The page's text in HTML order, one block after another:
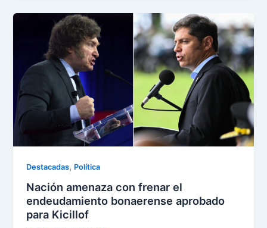
Destacadas, Política
Nación amenaza con frenar el
endeudamiento bonaerense aprobado
para Kicillof